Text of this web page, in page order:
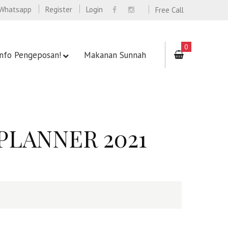
Free Call
Register Login
Pengeposan! Makanan Sunnah
0
2021